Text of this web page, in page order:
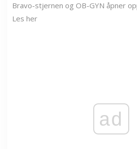
Bravo-stjernen og OB-GYN åpner
Les her
ad